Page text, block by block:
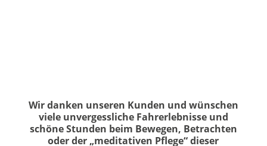
Wir danken unseren Kunden und wünschen
viele unvergessliche Fahrerlebnisse und
schöne Stunden beim Bewegen, Betrachten
oder der „meditativen Pflege“ dieser